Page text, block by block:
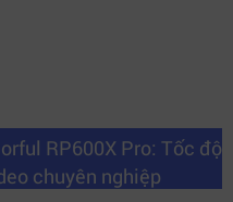
RP600X Pro: Tốc độ
chuyên nghiệp